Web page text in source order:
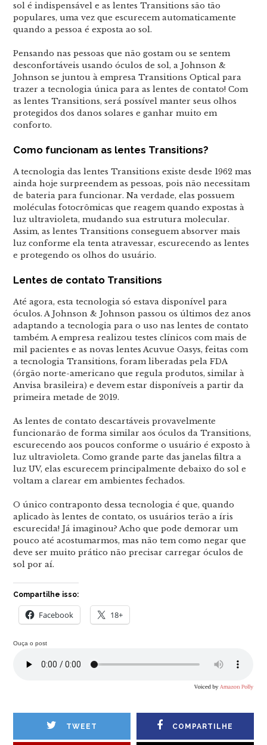
sol é indispensável e as lentes Transitions são tão
populares, uma vez que escurecem automaticamente
quando a pessoa é exposta ao sol.
Pensando nas pessoas que não gostam ou se sentem
desconfortáveis usando óculos de sol, a Johnson &
Johnson se juntou à empresa Transitions Optical para
trazer a tecnologia única para as lentes de contato! Com
as lentes Transitions, será possível manter seus olhos
protegidos dos danos solares e ganhar muito em
conforto.
Como funcionam as lentes Transitions?
A tecnologia das lentes Transitions existe desde 1962 mas
ainda hoje surpreendem as pessoas, pois não necessitam
de bateria para funcionar. Na verdade, elas possuem
moléculas fotocrômicas que reagem quando expostas à
luz ultravioleta, mudando sua estrutura molecular.
Assim, as lentes Transitions conseguem absorver mais
luz conforme ela tenta atravessar, escurecendo as lentes
e protegendo os olhos do usuário.
Lentes de contato Transitions
Até agora, esta tecnologia só estava disponível para
óculos. A Johnson & Johnson passou os últimos dez anos
adaptando a tecnologia para o uso nas lentes de contato
também. A empresa realizou testes clínicos com mais de
mil pacientes e as novas lentes Acuvue Oasys, feitas com
a tecnologia Transitions, foram liberadas pela FDA
(órgão norte-americano que regula produtos, similar à
Anvisa brasileira) e devem estar disponíveis a partir da
primeira metade de 2019.
As lentes de contato descartáveis provavelmente
funcionarão de forma similar aos óculos da Transitions,
escurecendo aos poucos conforme o usuário é exposto à
luz ultravioleta. Como grande parte das janelas filtra a
luz UV, elas escurecem principalmente debaixo do sol e
voltam a clarear em ambientes fechados.
O único contraponto dessa tecnologia é que, quando
aplicado às lentes de contato, os usuários terão a íris
escurecida! Já imaginou? Acho que pode demorar um
pouco até acostumarmos, mas não tem como negar que
deve ser muito prático não precisar carregar óculos de
sol por aí.
Compartilhe isso:
Facebook 18+
Ouça o post
TWEET COMPARTILHE